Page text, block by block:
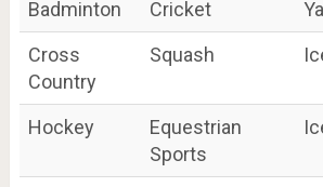
Badminton Cricket
Cross
Country
Squash
Hockey
Equestrian
Sports